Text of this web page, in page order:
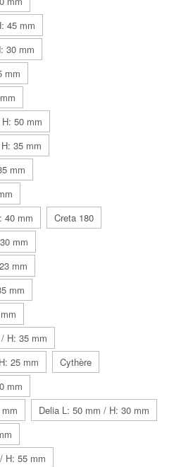
45 mm
30 mm
mm
50 mm
35 mm
mm
40 mm
Creta 180
mm
mm
mm
H: 35 mm
25 mm
Cythère
mm
Delia L: 50 mm / H: 30 mm
H: 55 mm